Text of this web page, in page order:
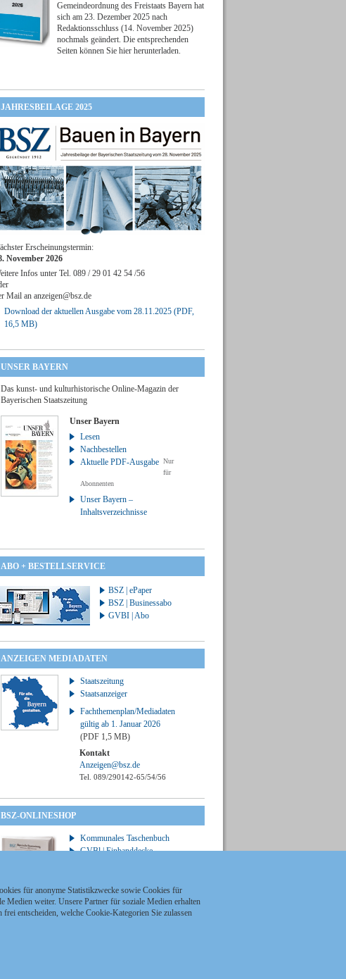
Gemeindeordnung des Freistaats Bayern hat
sich am 23. Dezember 2025 nach
Redaktionsschluss (14. November 2025)
nochmals geändert. Die entsprechenden
Seiten können Sie hier herunterladen.
JAHRESBEILAGE 2025
Erscheinungstermin:
November 2026
Infos unter Tel. 089 / 29 01 42 54 /56
Mail an anzeigen@bsz.de
Download der aktuellen Ausgabe vom 28.11.2025 (PDF,
16,5 MB)
UNSER BAYERN
Das kunst- und kulturhistorische Online-Magazin der
Bayerischen Staatszeitung
Unser Bayern
Lesen
Nachbestellen
Aktuelle PDF-Ausgabe Nur
für
Abonnenten
Unser Bayern –
Inhaltsverzeichnisse
ABO + BESTELLSERVICE
BSZ | ePaper
BSZ | Businessabo
GVBI | Abo
ANZEIGEN MEDIADATEN
Staatszeitung
Staatsanzeiger
Fachthemenplan/Mediadaten
gültig ab 1. Januar 2026
(PDF 1,5 MB)
Kontakt
Anzeigen@bsz.de
Tel. 089/290142-65/54/56
BSZ-ONLINESHOP
Kommunales Taschenbuch
GVBl | Einbanddecke
für anonyme Statistikzwecke sowie Cookies für
Medien weiter. Unsere Partner für soziale Medien erhalten
entscheiden, welche Cookie-Kategorien Sie zulassen